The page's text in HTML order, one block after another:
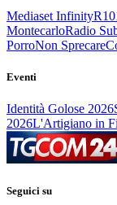
Mediaset Infinity
MontecarloRadio
PorroNon Sprecare
Eventi
Identità Golose 2026
2026L'Artigiano in
Seguici su